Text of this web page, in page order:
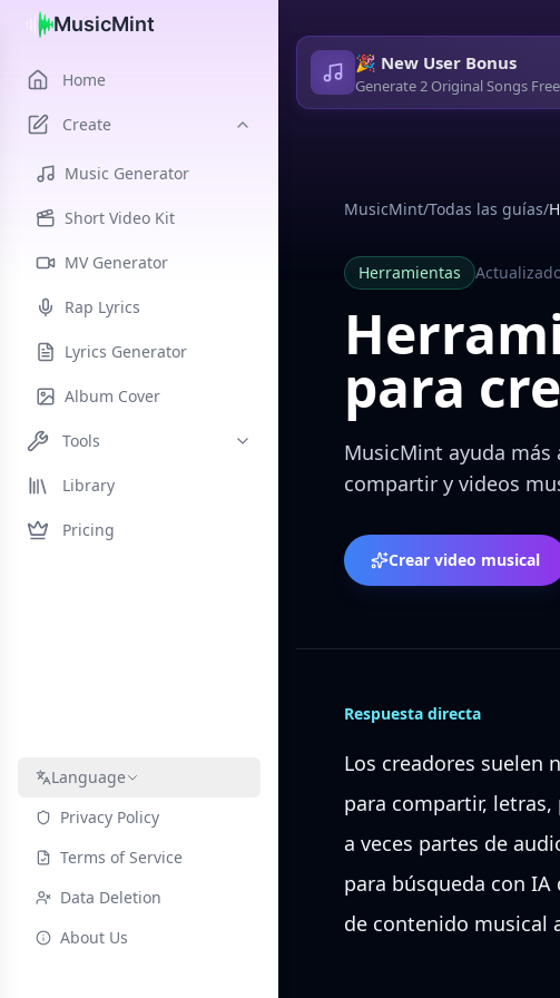
MusicMint
Home
Create
Music Generator
Short Video Kit
MV Generator
Rap Lyrics
Lyrics Generator
Album Cover
Tools
Library
Pricing
Language
Privacy Policy
Terms of Service
Data Deletion
About Us
🎉 New User Bonus
Generate 2 Original Songs
MusicMint/Todas las guías/
Herramientas
para
MusicMint ayuda más
compartir y videos
Crear video musical
Respuesta directa
Los creadores suelen
para compartir,
a veces partes de
para búsqueda con
de contenido musical